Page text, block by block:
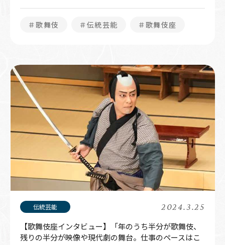
＃歌舞伎 ＃伝統芸能 ＃歌舞伎座
2024.3.25
【歌舞伎座インタビュー】「年のうち半分が歌舞伎、
残りの半分が映像や現代劇の舞台。仕事のペースはこ